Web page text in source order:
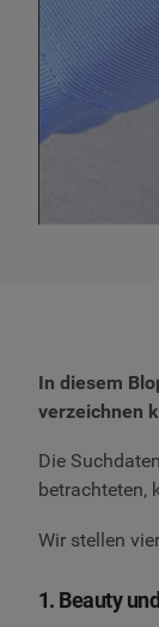
In diesem
verzeichnen
Die
betrachteten,
Wir stellen
1. Beauty